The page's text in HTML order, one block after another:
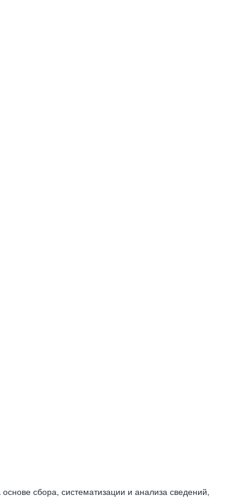
сбора, систематизации и анализа сведений,